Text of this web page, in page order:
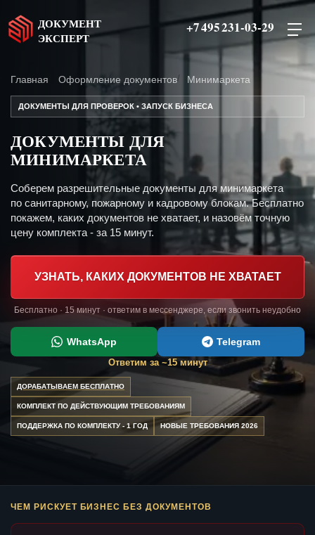
ДОКУМЕНТ
ЭКСПЕРТ
+7 495 231-03-29
Главная Оформление документов Минимаркета
ДОКУМЕНТЫ ДЛЯ ПРОВЕРОК • ЗАПУСК БИЗНЕСА
ДОКУМЕНТЫ ДЛЯ
МИНИМАРКЕТА
Соберем разрешительные документы для минимаркета
по санитарному, пожарному и кадровому блокам. Бесплатно
покажем, каких документов не хватает, и назовём точную
цену комплекта - за 15 минут.
УЗНАТЬ, КАКИХ ДОКУМЕНТОВ НЕ ХВАТАЕТ
Бесплатно · 15 минут · ответим в мессенджере, если звонить неудобно
WhatsApp Telegram
Ответим за ~15 минут
ДОРАБАТЫВАЕМ БЕСПЛАТНО
КОМПЛЕКТ ПО ДЕЙСТВУЮЩИМ ТРЕБОВАНИЯМ
ПОДДЕРЖКА ПО КОМПЛЕКТУ - 1 ГОД НОВЫЕ ТРЕБОВАНИЯ 2026
ЧЕМ РИСКУЕТ БИЗНЕС БЕЗ ДОКУМЕНТОВ